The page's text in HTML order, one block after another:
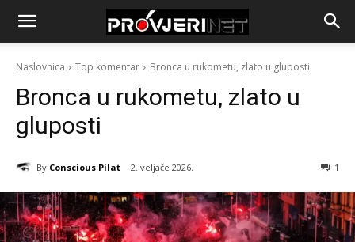
Naslovnica Top komentar Bronca u rukometu, zlato u gluposti
Bronca u rukometu, zlato u
gluposti
By Conscious Pilat 2. veljače 2026. 1